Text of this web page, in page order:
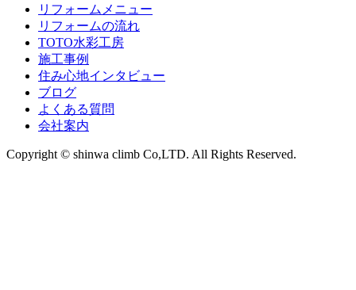
リフォームメニュー
リフォームの流れ
TOTO水彩工房
施工事例
住み心地インタビュー
ブログ
よくある質問
会社案内
Copyright © shinwa climb Co,LTD. All Rights Reserved.